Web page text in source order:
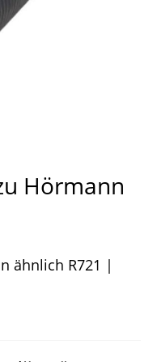
Hörmann
ähnlich R721 |